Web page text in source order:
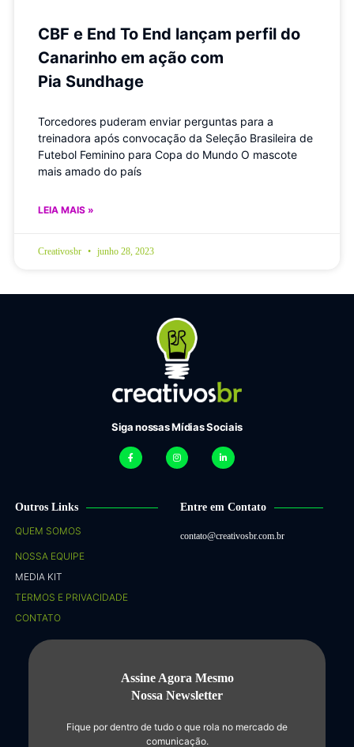
CBF e End To End lançam perfil do
Canarinho em ação com
Pia Sundhage
Torcedores puderam enviar perguntas para a
treinadora após convocação da Seleção Brasileira de
Futebol Feminino para Copa do Mundo O mascote
mais amado do país
LEIA MAIS »
Creativosbr junho 28, 2023
Siga nossas Mídias Sociais
Outros Links
QUEM SOMOS
NOSSA EQUIPE
MEDIA KIT
TERMOS E PRIVACIDADE
CONTATO
Entre em Contato
contato@creativosbr.com.br
Assine Agora Mesmo
Nossa Newsletter
Fique por dentro de tudo o que rola no mercado de
comunicação.